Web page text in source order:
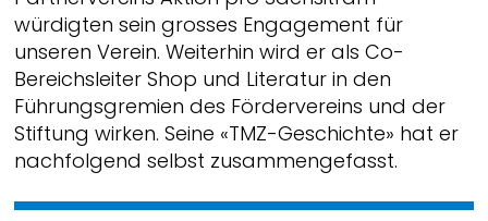
würdigten sein grosses Engagement für
unseren Verein. Weiterhin wird er als Co-
Bereichsleiter Shop und Literatur in den
Führungsgremien des Fördervereins und der
Stiftung wirken. Seine «TMZ-Geschichte» hat er
nachfolgend selbst zusammengefasst.